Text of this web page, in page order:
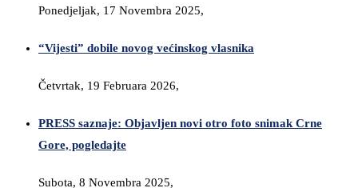
Ponedjeljak, 17 Novembra 2025,
“Vijesti” dobile novog većinskog vlasnika
Četvrtak, 19 Februara 2026,
PRESS saznaje: Objavljen novi otro foto snimak Crne
Gore, pogledajte
Subota, 8 Novembra 2025,